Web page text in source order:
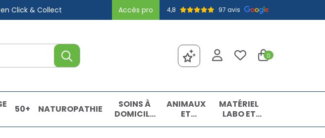
en Click & Collect Accès pro 4,8 97 avis
0
50+ NATUROPATHIE
SOINS À
DOMICILE
ET
ANIMAUX
ET
INSECTES
MATÉRIEL
LABO ET
MATIÈRES